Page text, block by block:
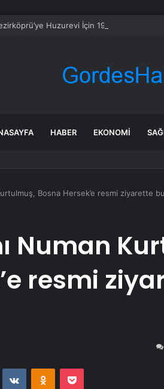
Huzurevi İçin 192 Milyon Lira
HABER EKONOMI
Bosna Hersek’e resmi ziyarette
Numan
resmi
VKontakteOdnoklassniki
Pocket